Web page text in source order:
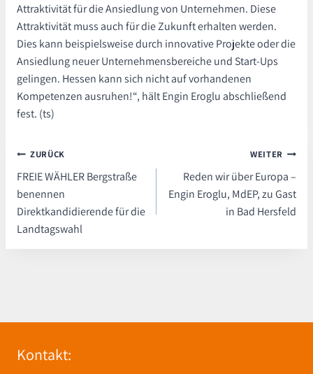
Attraktivität für die Ansiedlung von Unternehmen. Diese
Attraktivität muss auch für die Zukunft erhalten werden.
Dies kann beispielsweise durch innovative Projekte oder die
Ansiedlung neuer Unternehmensbereiche und Start-Ups
gelingen. Hessen kann sich nicht auf vorhandenen
Kompetenzen ausruhen!“, hält Engin Eroglu abschließend
fest. (ts)
Beitragsnavigation
ZURÜCK
FREIE WÄHLER Bergstraße
benennen
Direktkandidierende für die
Landtagswahl
WEITER
Reden wir über Europa –
Engin Eroglu, MdEP, zu Gast
in Bad Hersfeld
Kontakt: